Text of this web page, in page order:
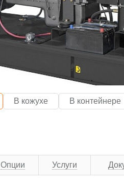
В кожухе В контейнере
Опции Услуги